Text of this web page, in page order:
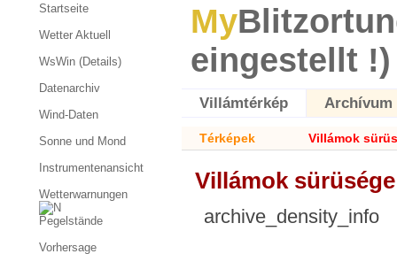
My
eingestellt !)
Villámtérkép Archívum
Térképek Villámok
Villámok sürüsége
archive_density_info
Startseite
Wetter Aktuell
WsWin (Details)
Datenarchiv
Wind-Daten
Sonne und Mond
Instrumentenansicht
Wetterwarnungen
Pegelstände
Vorhersage